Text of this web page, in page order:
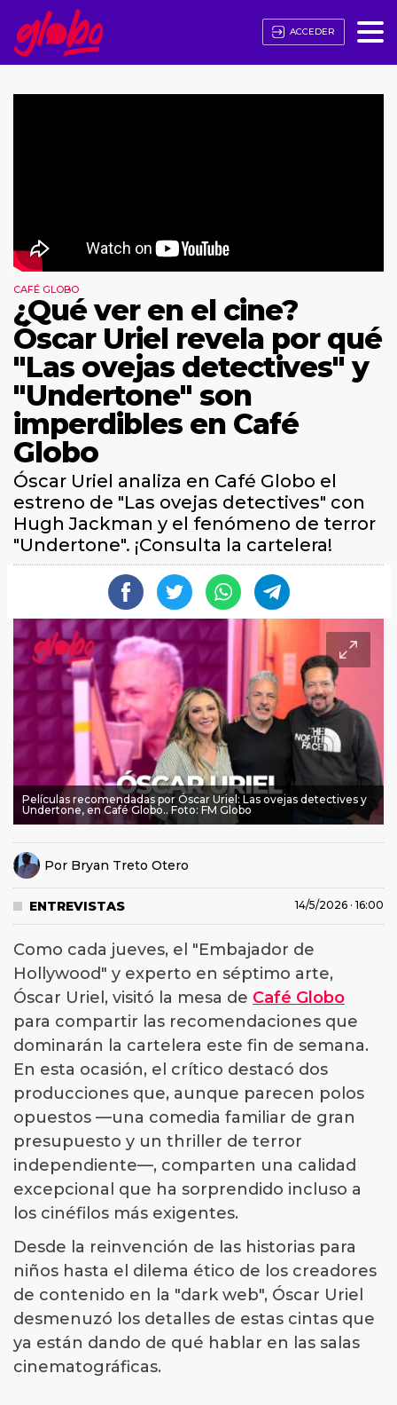
ACCEDER
CAFÉ GLOBO
¿Qué ver en el cine?
Óscar Uriel revela por qué
"Las ovejas detectives" y
"Undertone" son
imperdibles en Café
Globo
Óscar Uriel analiza en Café Globo el
estreno de "Las ovejas detectives" con
Hugh Jackman y el fenómeno de terror
"Undertone". ¡Consulta la cartelera!
Películas recomendadas por Óscar Uriel: Las ovejas detectives y
Undertone, en Café Globo.. Foto: FM Globo
ENTREVISTAS
Por Bryan Treto Otero
14/5/2026 · 16:00
Como cada jueves, el "Embajador de
Hollywood" y experto en séptimo arte,
Óscar Uriel, visitó la mesa de Café Globo
para compartir las recomendaciones que
dominarán la cartelera este fin de semana.
En esta ocasión, el crítico destacó dos
producciones que, aunque parecen polos
opuestos —una comedia familiar de gran
presupuesto y un thriller de terror
independiente—, comparten una calidad
excepcional que ha sorprendido incluso a
los cinéfilos más exigentes.
Desde la reinvención de las historias para
niños hasta el dilema ético de los creadores
de contenido en la "dark web", Óscar Uriel
desmenuzó los detalles de estas cintas que
ya están dando de qué hablar en las salas
cinematográficas.